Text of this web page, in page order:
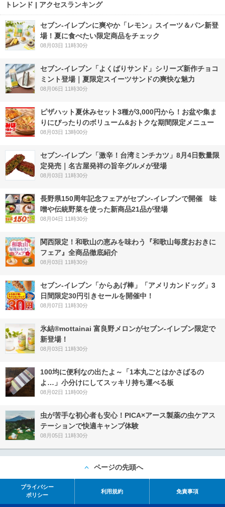
トレンド | アクセスランキング
セブン‐イレブンに爽やか「レモン」スイーツ＆パン新登
場！夏に食べたい限定商品をチェック
08月03日 11時30分
セブン‐イレブン「よくばりサンド」シリーズ新作チョコ
ミント登場｜夏限定スイーツサンドの爽快な魅力
08月06日 11時30分
ピザハット夏休みセット3種が3,000円から！お盆や集ま
りにぴったりのボリューム&おトクな期間限定メニュー
08月03日 13時00分
セブン-イレブン「激辛！台湾ミンチカツ」8月4日数量限
定発売｜名古屋発祥の旨辛グルメが登場
08月03日 11時30分
長野県150周年記念フェアがセブン-イレブンで開催 味
噌や伝統野菜を使った新商品21品が登場
08月04日 11時30分
関西限定！和歌山の恵みを味わう『和歌山毎度おおきに
フェア』全商品徹底紹介
08月03日 11時30分
セブン‐イレブン「からあげ棒」「アメリカンドッグ」3
日間限定30円引きセールを開催中！
08月07日 11時30分
氷結®mottainai 富良野メロンがセブン‐イレブン限定で
新登場！
08月03日 11時30分
100均に便利なの出たよ～「1本丸ごとはかさばるの
よ…」小分けにしてスッキリ持ち運べる板
08月02日 11時00分
虫が苦手な初心者も安心！PICA×アース製薬の虫ケアス
テーションで快適キャンプ体験
08月05日 11時30分
ページの先頭へ
プライバシー
ポリシー
利用規約 免責事項